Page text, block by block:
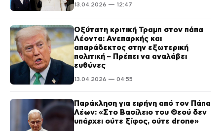
13.04.2026 — 12:47
Οξύτατη κριτική Τραμπ στον πάπα
Λέοντα: Ανεπαρκής και
απαράδεκτος στην εξωτερική
πολιτική – Πρέπει να αναλάβει
ευθύνες
13.04.2026 — 04:55
Παράκληση για ειρήνη από τον Πάπα
Λέων: «Στο Βασίλειο του Θεού δεν
υπάρχει ούτε ξίφος, ούτε drone»